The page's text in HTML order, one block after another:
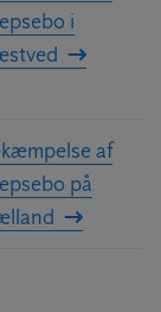
i
af
på